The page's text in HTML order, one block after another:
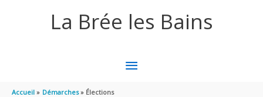
La Brée les Bains
MENU
Accueil Démarches Élections